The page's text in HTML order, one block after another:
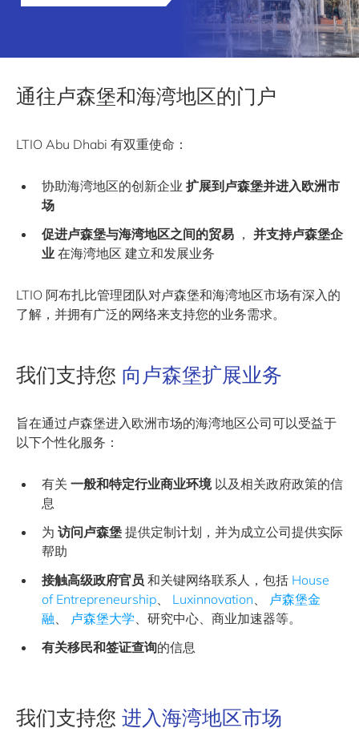
通往卢森堡和海湾地区的门户
LTIO Abu Dhabi 有双重使命：
协助海湾地区的创新企业 扩展到卢森堡并进入欧洲市
场
促进卢森堡与海湾地区之间的贸易 ， 并支持卢森堡企
业 在海湾地区 建立和发展业务
LTIO 阿布扎比管理团队对卢森堡和海湾地区市场有深入的
了解，并拥有广泛的网络来支持您的业务需求。
我们支持您 向卢森堡扩展业务
旨在通过卢森堡进入欧洲市场的海湾地区公司可以受益于
以下个性化服务：
有关 一般和特定行业商业环境以及相关政府政策的信
息
为 访问卢森堡 提供定制计划，并为成立公司提供实际
帮助
接触高级政府官员 和关键网络联系人，包括 House
of Entrepreneurship、 Luxinnovation、 卢森堡金
融、 卢森堡大学、研究中心、商业加速器等。
有关移民和签证查询的信息
我们支持您 进入海湾地区市场